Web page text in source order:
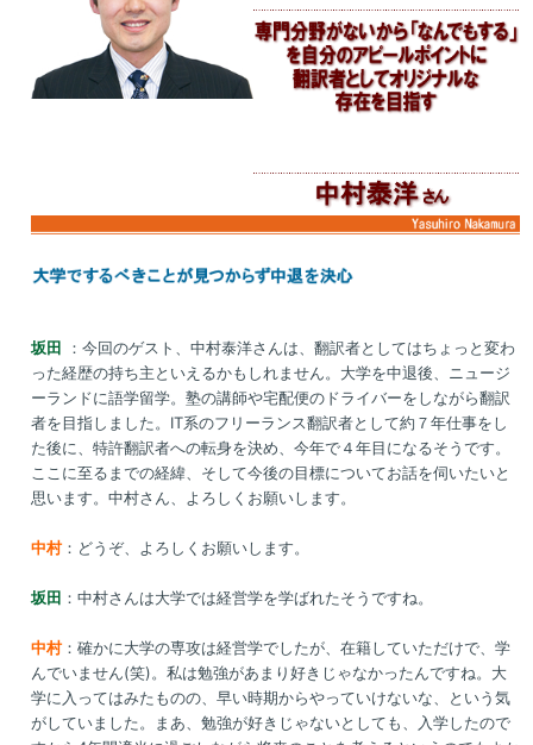
坂田
：今回のゲスト、中村泰洋さんは、翻訳者としてはちょっと変わ
った経歴の持ち主といえるかもしれません。大学を中退後、ニュージ
ーランドに語学留学。塾の講師や宅配便のドライバーをしながら翻訳
者を目指しました。IT系のフリーランス翻訳者として約７年仕事をし
た後に、特許翻訳者への転身を決め、今年で４年目になるそうです。
ここに至るまでの経緯、そして今後の目標についてお話を伺いたいと
思います。中村さん、よろしくお願いします。
中村：どうぞ、よろしくお願いします。
坂田 ：中村さんは大学では経営学を学ばれたそうですね。
中村：確かに大学の専攻は経営学でしたが、在籍していただけで、学
んでいません(笑)。私は勉強があまり好きじゃなかったんですね。大
学に入ってはみたものの、早い時期からやっていけないな、という気
がしていました。まあ、勉強が好きじゃないとしても、入学したので